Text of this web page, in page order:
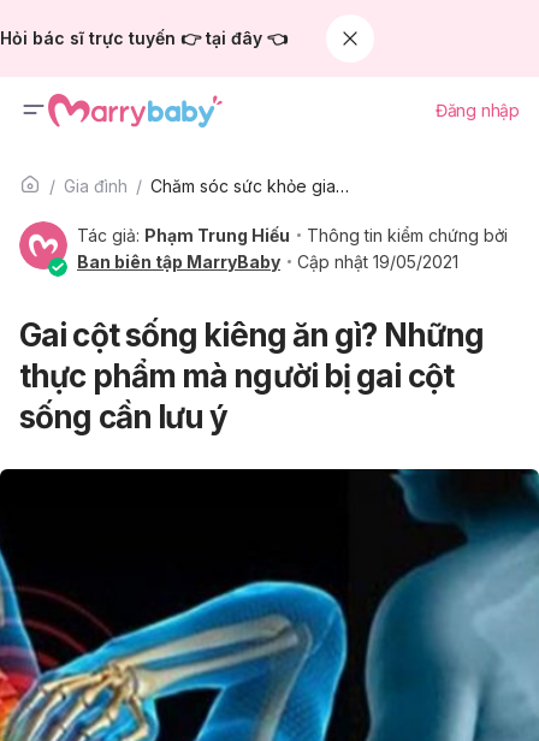
Hỏi bác sĩ trực tuyến 👉 tại đây 👈
Đăng nhập
Gia đình Chăm sóc sức khỏe gia đình
Tác giả: Phạm Trung Hiếu
Thông tin kiểm chứng bởi
Ban biên tập MarryBaby
Cập nhật 19/05/2021
Gai cột sống kiêng ăn gì? Những
thực phẩm mà người bị gai cột
sống cần lưu ý